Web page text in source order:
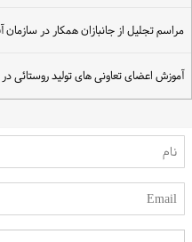
مراسم تجلیل از جانبازان همکار در سازمان
آموزش اعضای تعاونی های تولید روستائی